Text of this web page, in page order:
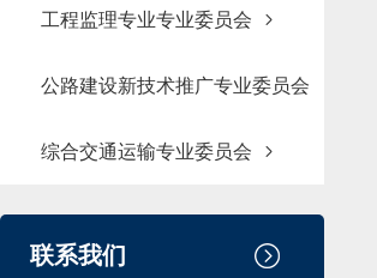
工程监理专业专业委员会
公路建设新技术推广专业委员会
综合交通运输专业委员会
联系我们